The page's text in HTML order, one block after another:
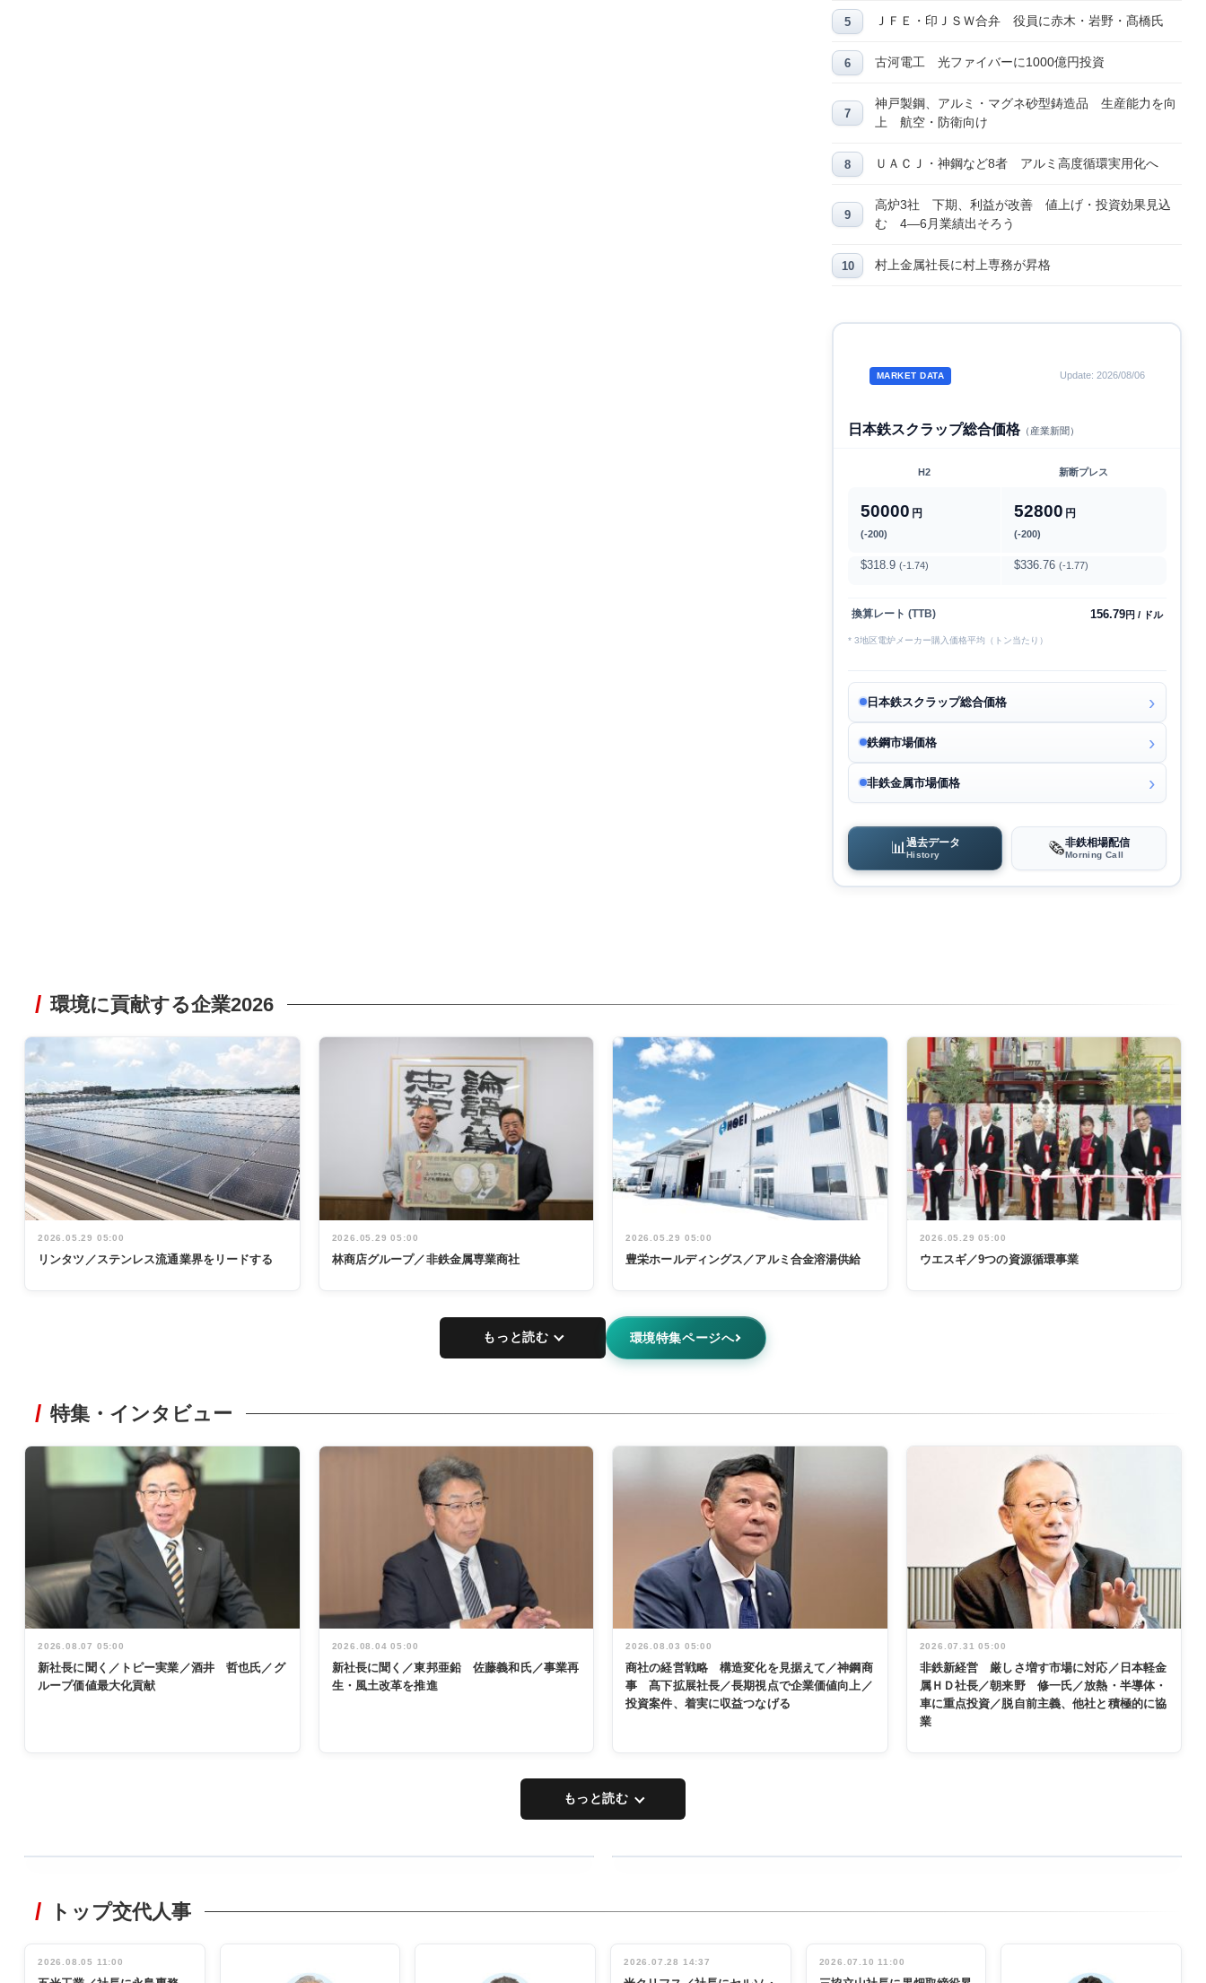
ＪＦＥ・印ＪＳＷ合弁 役員に赤木・岩野・髙橋氏
古河電工 光ファイバーに1000億円投資
神戸製鋼、アルミ・マグネ砂型鋳造品 生産能力を向
上 航空・防衛向け
ＵＡＣＪ・神鋼など8者 アルミ高度循環実用化へ
高炉3社 下期、利益が改善 値上げ・投資効果見込
む 4―6月業績出そろう
村上金属社長に村上専務が昇格
MARKET DATA Update: 2026/08/06
日本鉄スクラップ総合価格（産業新聞）
H2 新断プレス
50000 円
(-200)
52800 円
(-200)
$318.9 (-1.74) $336.76 (-1.77)
換算レート (TTB) 156.79円 / ドル
* 3地区電炉メーカー購入価格平均（トン当たり）
日本鉄スクラップ総合価格
鉄鋼市場価格
非鉄金属市場価格
📊 過去データ
History 🗞️非鉄相場配信
Morning Call
環境に貢献する企業2026
2026.05.29 05:00
リンタツ／ステンレス流通業界をリードする
2026.05.29 05:00
林商店グループ／非鉄金属専業商社
2026.05.29 05:00
豊栄ホールディングス／アルミ合金溶湯供給
2026.05.29 05:00
ウエスギ／9つの資源循環事業
もっと読む 環境特集ページへ
特集・インタビュー
2026.08.07 05:00
新社長に聞く／トピー実業／酒井 哲也氏／グ
ループ価値最大化貢献
2026.08.04 05:00
新社長に聞く／東邦亜鉛 佐藤義和氏／事業再
生・風土改革を推進
2026.08.03 05:00
商社の経営戦略 構造変化を見据えて／神鋼商
事 髙下拡展社長／長期視点で企業価値向上／
投資案件、着実に収益つなげる
2026.07.31 05:00
非鉄新経営 厳しさ増す市場に対応／日本軽金
属ＨＤ社長／朝来野 修一氏／放熱・半導体・
車に重点投資／脱自前主義、他社と積極的に協
業
もっと読む
非鉄業界で
管理職編
インタビュ
INTERVIEW
念祝う 業界
関係者ら220
トップ交代人事
2026.08.05 11:00 2026.07.28 14:37 2026.07.10 11:00